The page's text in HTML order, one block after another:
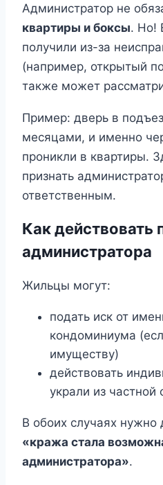
Администратор не
квартиры и боксы. Но!
получили из-за
(например, открытый
также может
Пример: дверь в
месяцами, и именно
проникли в квартиры.
признать
ответственным.
Как действовать
администратора
Жильцы могут:
подать иск от
кондоминиума
имуществу)
действовать
украли из частной
В обоих случаях нужно
«кража стала
администратора».